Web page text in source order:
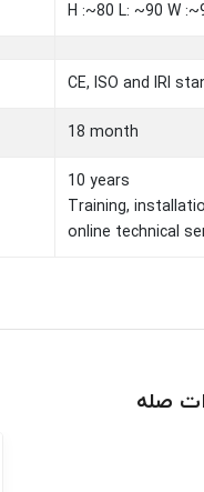
H :~80 L: ~90 W
CE, ISO and IRI
18 month
10 years
Training,
online technical
صله